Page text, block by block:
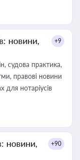
новини,
+9
судова практика,
правові новини
для нотаріусів
новини,
+90